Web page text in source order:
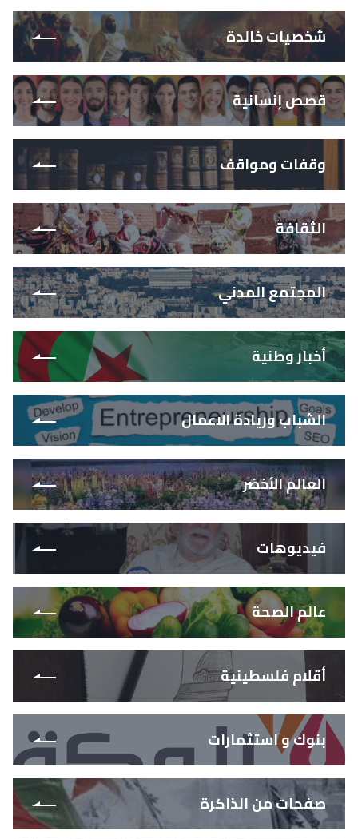
شخصيات خالدة
قصص إنسانية
وقفات ومواقف
الثقافة
المجتمع المدني
أخبار وطنية
الشباب وريادة الاعمال
العالم الأخضر
فيديوهات
عالم الصحة
أقلام فلسطينية
بنوك و استثمارات
صفحات من الذاكرة